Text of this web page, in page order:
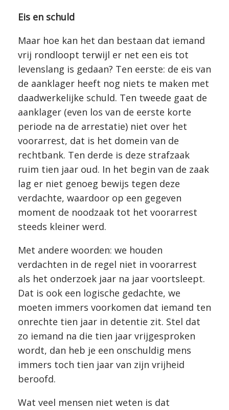
Eis en schuld
Maar hoe kan het dan bestaan dat iemand
vrij rondloopt terwijl er net een eis tot
levenslang is gedaan? Ten eerste: de eis van
de aanklager heeft nog niets te maken met
daadwerkelijke schuld. Ten tweede gaat de
aanklager (even los van de eerste korte
periode na de arrestatie) niet over het
voorarrest, dat is het domein van de
rechtbank. Ten derde is deze strafzaak
ruim tien jaar oud. In het begin van de zaak
lag er niet genoeg bewijs tegen deze
verdachte, waardoor op een gegeven
moment de noodzaak tot het voorarrest
steeds kleiner werd.
Met andere woorden: we houden
verdachten in de regel niet in voorarrest
als het onderzoek jaar na jaar voortsleept.
Dat is ook een logische gedachte, we
moeten immers voorkomen dat iemand ten
onrechte tien jaar in detentie zit. Stel dat
zo iemand na die tien jaar vrijgesproken
wordt, dan heb je een onschuldig mens
immers toch tien jaar van zijn vrijheid
beroofd.
Wat veel mensen niet weten is dat